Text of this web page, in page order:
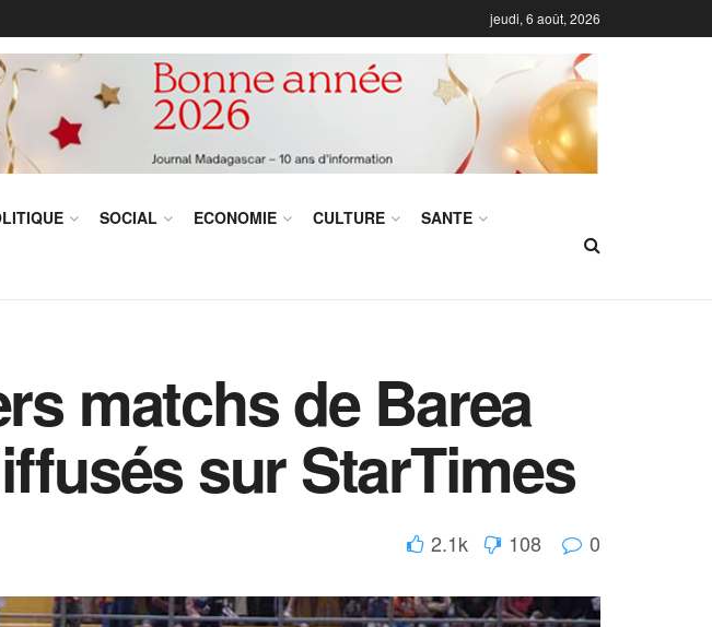
jeudi, 6 août, 2026
SOCIAL ECONOMIE CULTURE SANTE
matchs de Barea
sur StarTimes
2.1k 108 0